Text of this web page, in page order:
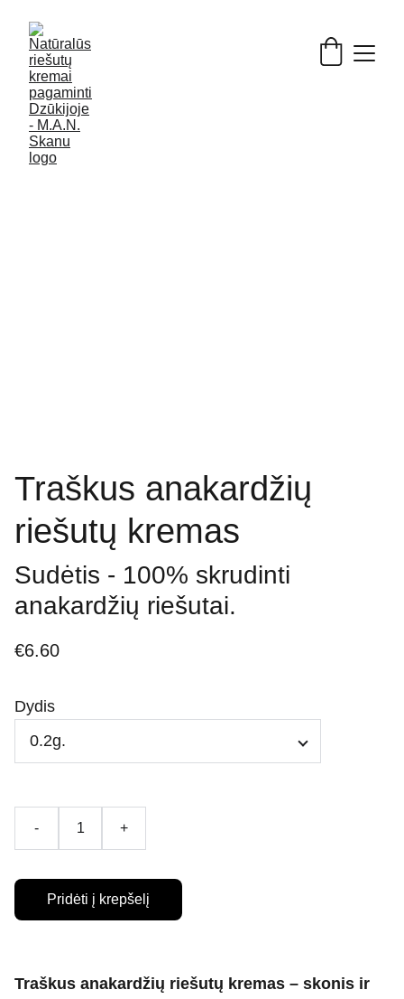
Traškus anakardžių
riešutų kremas
Sudėtis - 100% skrudinti
anakardžių riešutai.
€6.60
Dydis
- +
Pridėti į krepšelį
Traškus anakardžių riešutų kremas – skonis ir